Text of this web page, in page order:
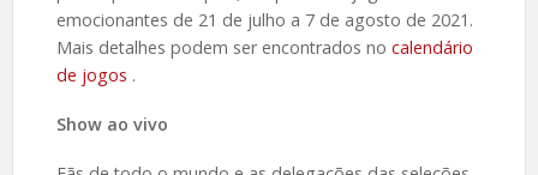
emocionantes de 21 de julho a 7 de agosto de 2021.
Mais detalhes podem ser encontrados no calendário
de jogos .
Show ao vivo